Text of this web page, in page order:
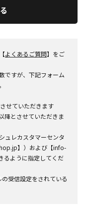
よくあるご質問】をご
ですが、下記フォーム
せていただきます
降とさせていただきま
ュレカスタマーセンタ
】）および【info-
るように指定してくだ
受信設定をされている